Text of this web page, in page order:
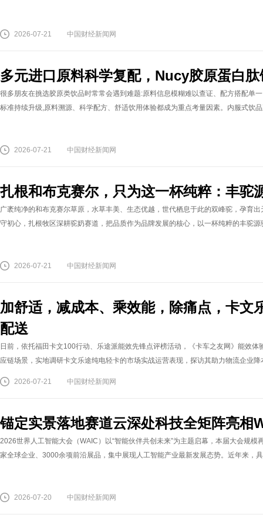
2026-07-21 中国财经新闻网
多元进口原料科学复配，Nucy胶原蛋白
很多朋友在挑选胶原类饮品时常常会遇到难题:原料信息模糊难以查证、配方搭配单
标准持续升级,原料溯源、科学配方、舒适饮用体验都成为重点考量因素。内服式饮
2026-07-21 中国财经新闻网
扎根和布克赛尔，只为这一杯纯粹：丰驼
广袤纯净的和布克赛尔草原，水草丰美、生态优越，世代栖息于此的双峰驼，孕育
守初心，扎根牧区深耕驼奶赛道，把品质作为品牌发展的核心，以一杯纯粹的丰驼
2026-07-21 中国财经新闻网
加舒适，减成本、乘效能，除痛点，卡文
配送
日前，依托福田卡文100行动、乐途派能效先锋点评榜活动，《卡车之友网》能效
应链场景，实地调研卡文乐途纯电轻卡的市场实战运营表现，探访其助力物流企业
2026-07-21 中国财经新闻网
锚定实景落地赛道云深处科技全矩阵亮相
2026世界人工智能大会（WAIC）以“智能伙伴共创未来”为主题启幕，本届大会规
家全球企业、3000余项前沿展品，集中展现人工智能产业最新发展态势。近年来，
2026-07-20 中国财经新闻网